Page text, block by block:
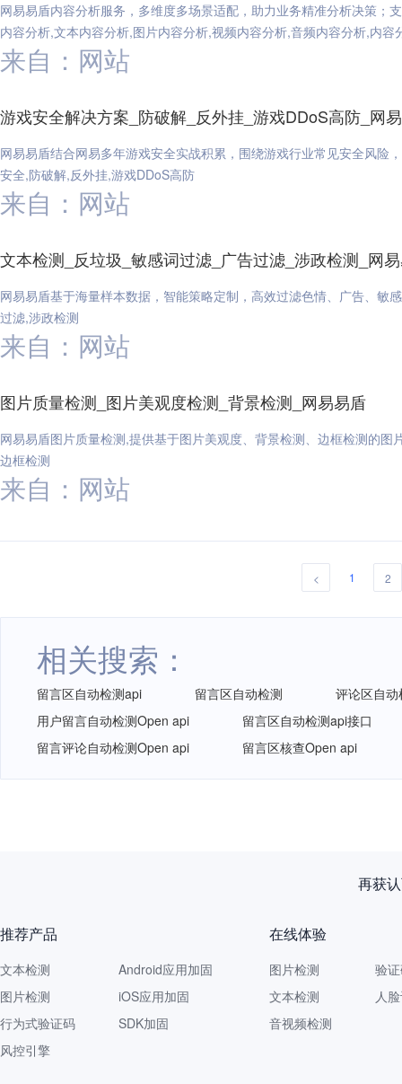
网易易盾内容分析服务，多维度多场景适配，助力业务精准分析决策；
内容分析,文本内容分析,图片内容分析,视频内容分析,音频内容分析,内
来自：网站
游戏安全解决方案_防破解_反外挂_游戏DDoS高防_网
网易易盾结合网易多年游戏安全实战积累，围绕游戏行业常见安全风
安全,防破解,反外挂,游戏DDoS高防
来自：网站
文本检测_反垃圾_敏感词过滤_广告过滤_涉政检测_网
网易易盾基于海量样本数据，智能策略定制，高效过滤色情、广告、
过滤,涉政检测
来自：网站
图片质量检测_图片美观度检测_背景检测_网易易盾
网易易盾图片质量检测,提供基于图片美观度、背景检测、边框检测的
边框检测
来自：网站
< 1 2
相关搜索：
留言区自动检测api 留言区自动检测
评论区自
用户留言自动检测Open api
留言区自动检测api接口
留言评论自动检测Open api
留言区核查Open api
再获
推荐产品
文本检测
图片检测
行为式验证码
风控引擎
Android应用加固
iOS应用加固
SDK加固
在线体验
图片检测
文本检测
音视频检测
验
人